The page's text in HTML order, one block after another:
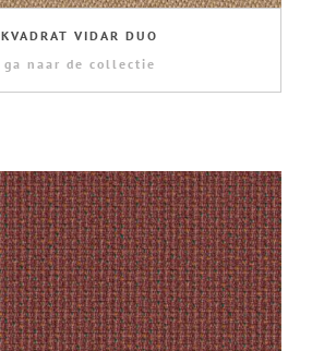
KVADRAT VIDAR DUO
ga naar de collectie